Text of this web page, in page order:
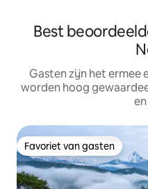
Best
Gasten zijn het ermee
worden hoog
Favoriet van gasten
Favoriet van gasten